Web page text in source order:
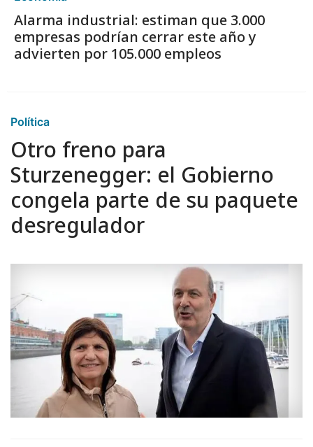
Alarma industrial: estiman que 3.000
empresas podrían cerrar este año y
advierten por 105.000 empleos
Política
Otro freno para
Sturzenegger: el Gobierno
congela parte de su paquete
desregulador